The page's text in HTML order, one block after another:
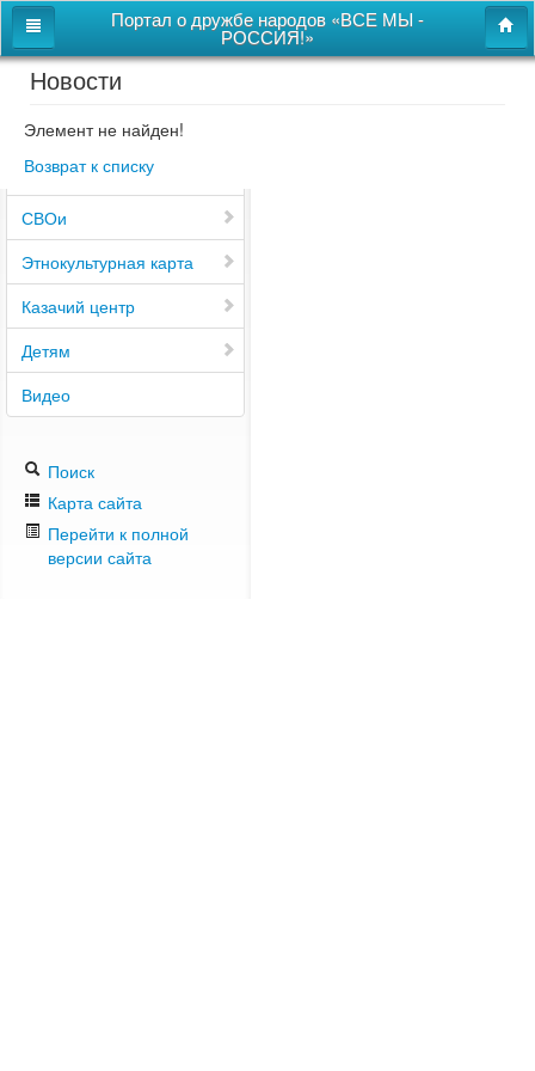
Портал о дружбе народов «ВСЕ МЫ -
РОССИЯ!»
Главная
Дом дружбы народов
Новости
СВОи
Этнокультурная карта
Казачий центр
Детям
Видео
Поиск
Карта сайта
Перейти к полной
версии сайта
Новости
Элемент не найден!
Возврат к списку